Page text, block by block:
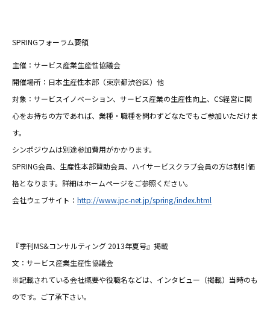
SPRINGフォーラム要領
主催：サービス産業生産性協議会
開催場所：日本生産性本部（東京都渋谷区）他
対象：サービスイノベーション、サービス産業の生産性向上、CS経営に関
心をお持ちの方であれば、業種・職種を問わずどなたでもご参加いただけま
す。
シンポジウムは別途参加費用がかかります。
SPRING会員、生産性本部賛助会員、ハイサービスクラブ会員の方は割引価
格となります。詳細はホームページをご参照ください。
会社ウェブサイト： http://www.jpc-net.jp/spring/index.html
『季刊MS&コンサルティング 2013年夏号』掲載
文：サービス産業生産性協議会
※記載されている会社概要や役職名などは、インタビュー（掲載）当時のも
のです。ご了承下さい。